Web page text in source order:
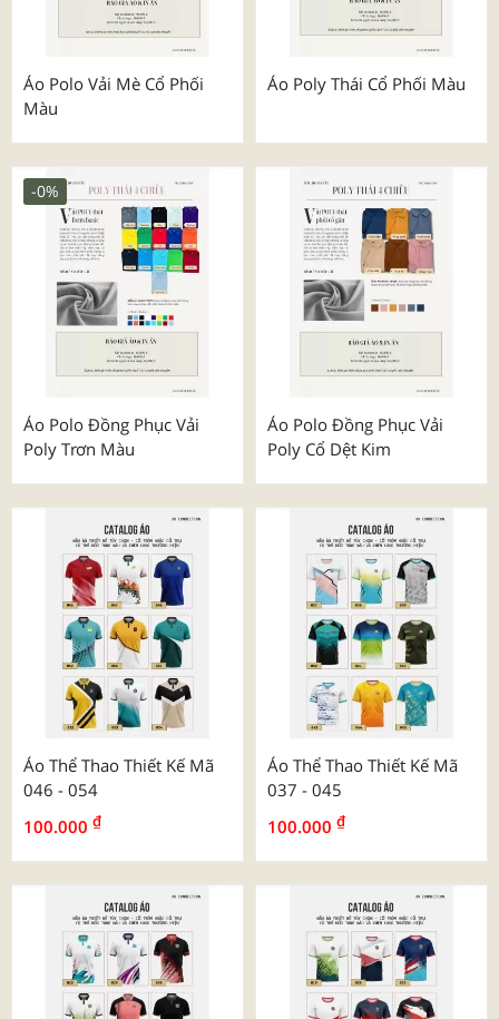
Áo Polo Vải Mè Cổ Phối
Màu
Áo Poly Thái Cổ Phối Màu
Áo Polo Đồng Phục Vải
Poly Trơn Màu
-0%
Áo Polo Đồng Phục Vải
Poly Cổ Dệt Kim
Áo Thể Thao Thiết Kế Mã
046 - 054
100.000 ₫
Áo Thể Thao Thiết Kế Mã
037 - 045
100.000 ₫